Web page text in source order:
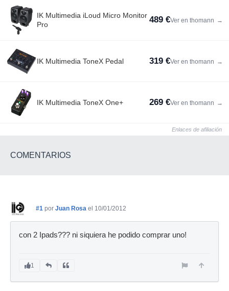
IK Multimedia iLoud Micro Monitor
Pro
489 €Ver en thomann →
IK Multimedia ToneX Pedal 319 €Ver en thomann →
IK Multimedia ToneX One+ 269 €Ver en thomann →
Enlaces de afiliación
COMENTARIOS
#1 por Juan Rosa el 10/01/2012
con 2 Ipads??? ni siquiera he podido comprar uno!
1